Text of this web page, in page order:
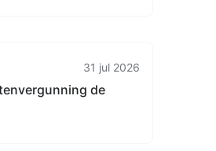
31 jul 2026
de